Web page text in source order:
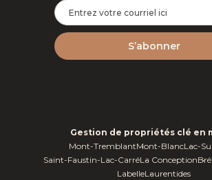
Gestion de propriétés clé en
Mont-TremblantMont-BlancLac-
Saint-Faustin-Lac-CarréLa Conception
LabelleLaurentides